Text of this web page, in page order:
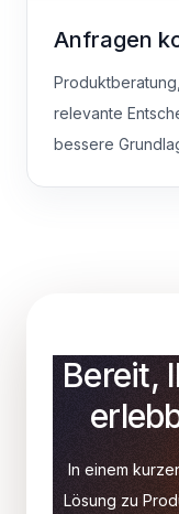
Anfragen
relevante
bessere
Bereit,
In einem
Lösung zu